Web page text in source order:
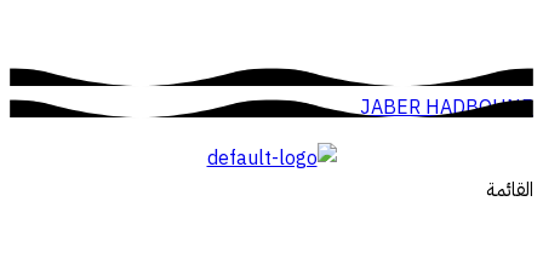
JABER HADBOUNE
القائمة